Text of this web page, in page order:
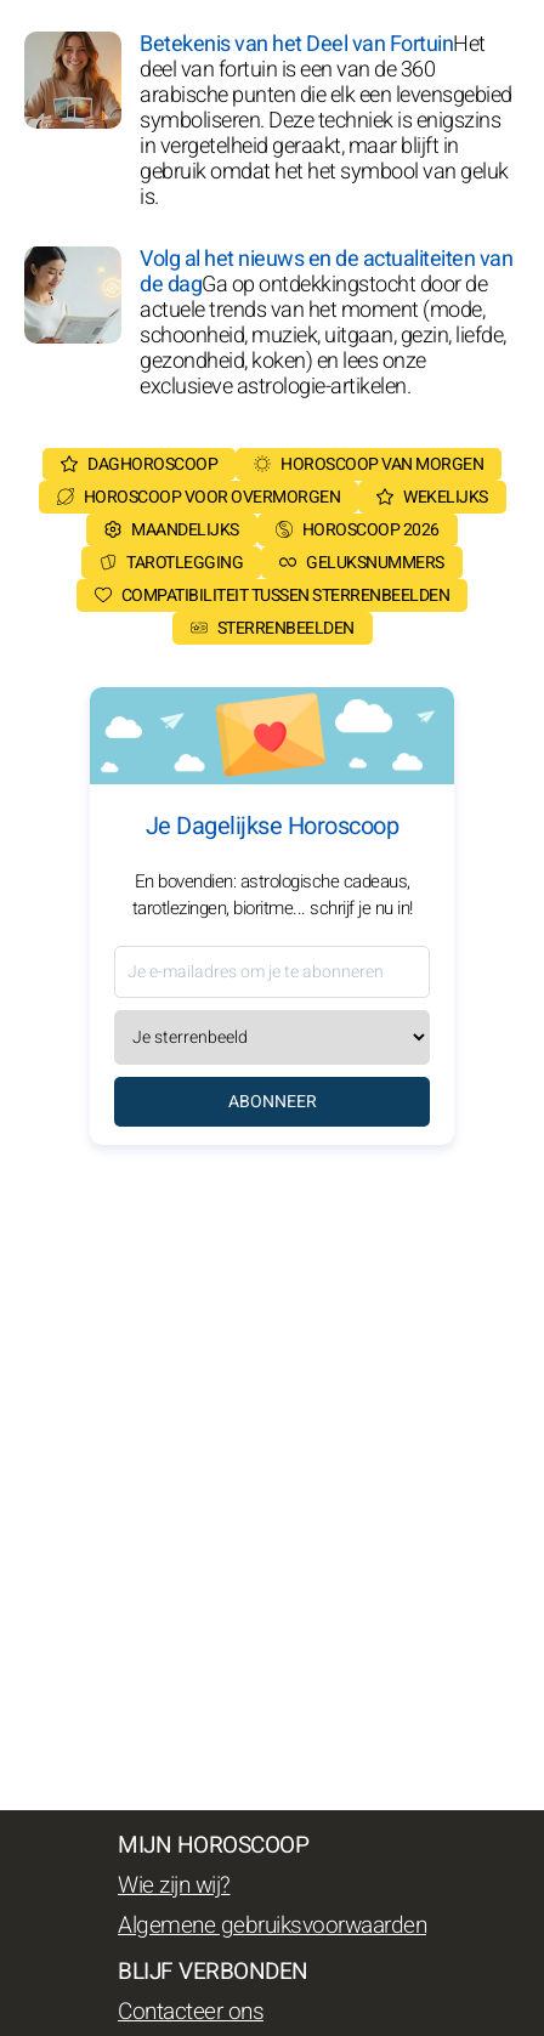
Betekenis van het Deel van FortuinHet
deel van fortuin is een van de 360
arabische punten die elk een levensgebied
symboliseren. Deze techniek is enigszins
in vergetelheid geraakt, maar blijft in
gebruik omdat het het symbool van geluk
is.
Volg al het nieuws en de actualiteiten van
de dagGa op ontdekkingstocht door de
actuele trends van het moment (mode,
schoonheid, muziek, uitgaan, gezin, liefde,
gezondheid, koken) en lees onze
exclusieve astrologie-artikelen.
DAGHOROSCOOP
HOROSCOOP VAN MORGEN
HOROSCOOP VOOR OVERMORGEN
WEKELIJKS
MAANDELIJKS
HOROSCOOP 2026
TAROTLEGGING
GELUKSNUMMERS
COMPATIBILITEIT TUSSEN STERRENBEELDEN
STERRENBEELDEN
Je Dagelijkse Horoscoop
En bovendien: astrologische cadeaus,
tarotlezingen, bioritme... schrijf je nu in!
ABONNEER
MIJN HOROSCOOP
Wie zijn wij?
Algemene gebruiksvoorwaarden
BLIJF VERBONDEN
Contacteer ons